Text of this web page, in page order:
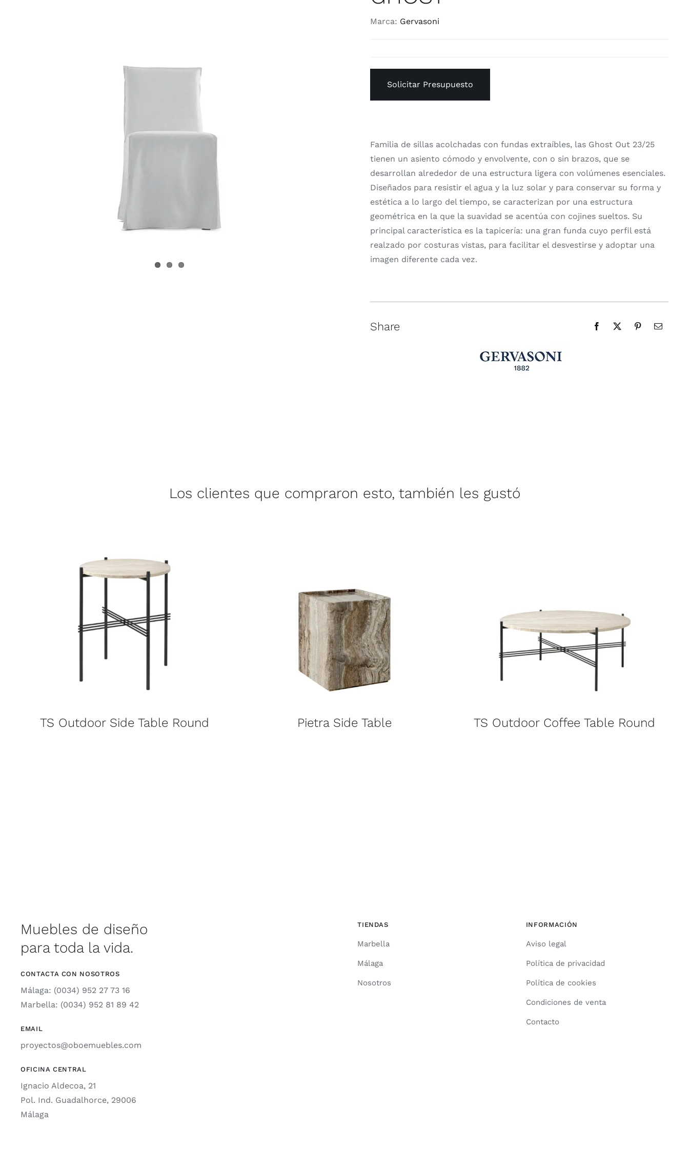
Marca: Gervasoni
Solicitar Presupuesto
Familia de sillas acolchadas con fundas extraíbles, las Ghost Out 23/25
tienen un asiento cómodo y envolvente, con o sin brazos, que se
desarrollan alrededor de una estructura ligera con volúmenes esenciales.
Diseñados para resistir el agua y la luz solar y para conservar su forma y
estética a lo largo del tiempo, se caracterizan por una estructura
geométrica en la que la suavidad se acentúa con cojines sueltos. Su
principal característica es la tapicería: una gran funda cuyo perfil está
realzado por costuras vistas, para facilitar el desvestirse y adoptar una
imagen diferente cada vez.
Share
Los clientes que compraron esto, también les gustó
TS Outdoor Side Table Round Pietra Side Table TS Outdoor Coffee Table Round
Muebles de diseño
para toda la vida.
CONTACTA CON NOSOTROS
Málaga: (0034) 952 27 73 16
Marbella: (0034) 952 81 89 42
EMAIL
proyectos@oboemuebles.com
OFICINA CENTRAL
Ignacio Aldecoa, 21
Pol. Ind. Guadalhorce, 29006
Málaga
TIENDAS
Marbella
Málaga
Nosotros
INFORMACIÓN
Aviso legal
Política de privacidad
Política de cookies
Condiciones de venta
Contacto